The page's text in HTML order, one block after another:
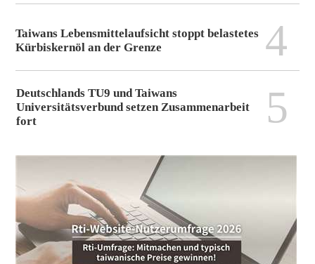
Taiwans Lebensmittelaufsicht stoppt belastetes
Kürbiskernöl an der Grenze
4
Deutschlands TU9 und Taiwans
Universitätsverbund setzen Zusammenarbeit
fort
5